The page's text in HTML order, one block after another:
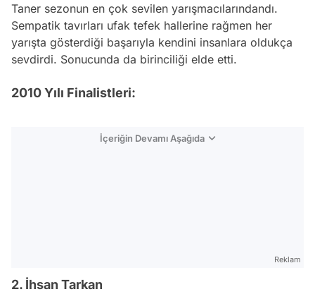
Taner sezonun en çok sevilen yarışmacılarındandı.
Sempatik tavırları ufak tefek hallerine rağmen her
yarışta gösterdiği başarıyla kendini insanlara oldukça
sevdirdi. Sonucunda da birinciliği elde etti.
2010 Yılı Finalistleri:
İçeriğin Devamı Aşağıda
Reklam
2. İhsan Tarkan